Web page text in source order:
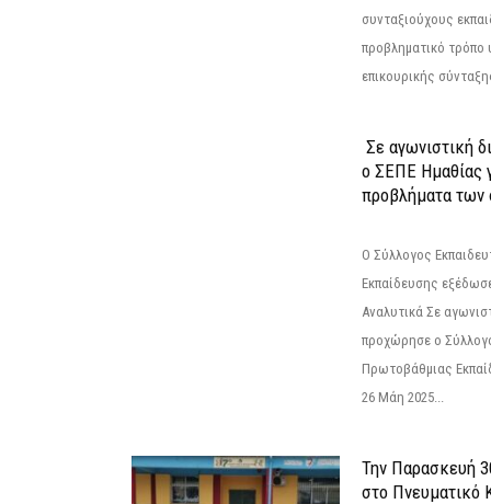
συνταξιούχους
προβληματικό τρόπο
επικουρικής
Σε αγωνιστική
ο ΣΕΠΕ Ημαθίας
προβλήματα των
Ο Σύλλογος
Εκπαίδευσης
Αναλυτικά Σε
προχώρησε ο
Πρωτοβάθμιας
26 Μάη 2025...
Την Παρασκευή
στο Πνευματικό